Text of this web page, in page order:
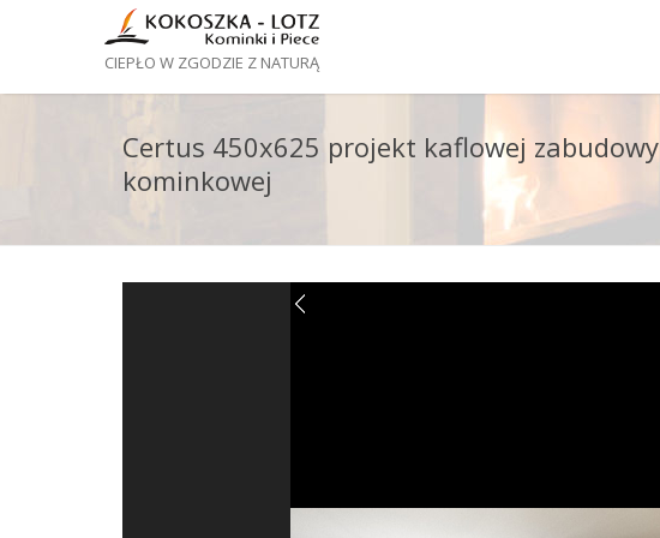
CIEPŁO W ZGODZIE Z NATURĄ
Certus 450x625 projekt kaflowej zabudowy
kominkowej